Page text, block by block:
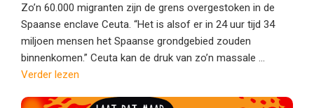
Zo’n 60.000 migranten zijn de grens overgestoken in de
Spaanse enclave Ceuta. “Het is alsof er in 24 uur tijd 34
miljoen mensen het Spaanse grondgebied zouden
binnenkomen.” Ceuta kan de druk van zo’n massale ...
Verder lezen